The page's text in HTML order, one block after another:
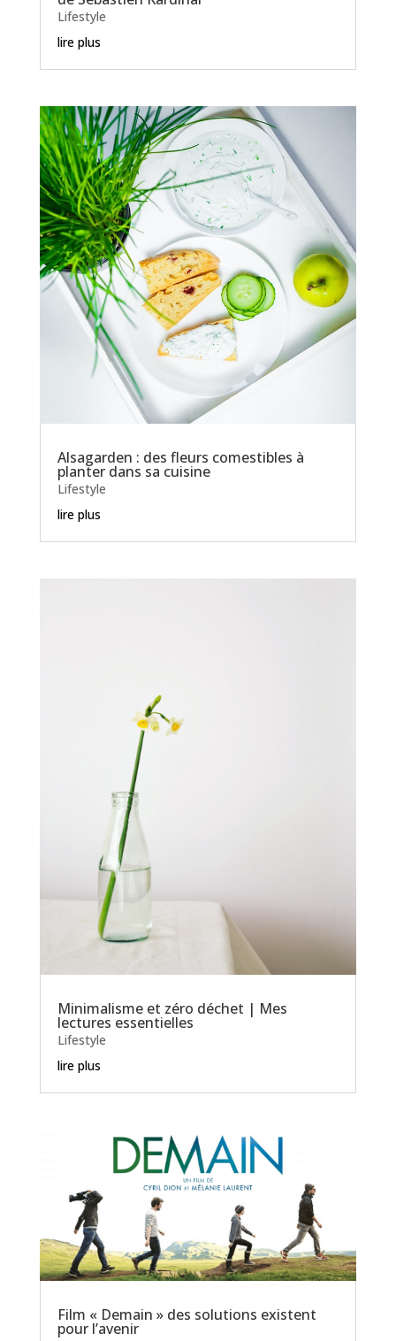
Lifestyle
lire plus
Alsagarden : des fleurs comestibles à
planter dans sa cuisine
Lifestyle
lire plus
Minimalisme et zéro déchet | Mes
lectures essentielles
Lifestyle
lire plus
Film « Demain » des solutions existent
pour l’avenir